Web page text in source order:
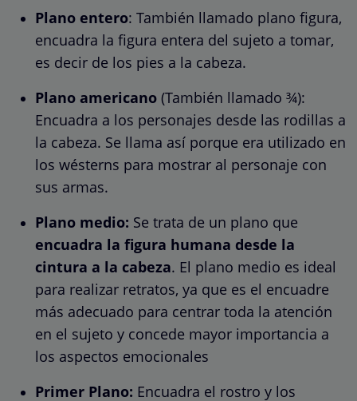
Plano entero: También llamado plano figura,
encuadra la figura entera del sujeto a tomar,
es decir de los pies a la cabeza.
Plano americano (También llamado ¾):
Encuadra a los personajes desde las rodillas a
la cabeza. Se llama así porque era utilizado en
los wésterns para mostrar al personaje con
sus armas.
Plano medio: Se trata de un plano que
encuadra la figura humana desde la
cintura a la cabeza. El plano medio es ideal
para realizar retratos, ya que es el encuadre
más adecuado para centrar toda la atención
en el sujeto y concede mayor importancia a
los aspectos emocionales
Primer Plano: Encuadra el rostro y los